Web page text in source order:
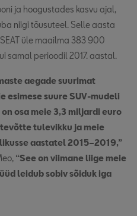
ja hoogustades kasvu ajal,
niigi tõusuteel. Selle aasta
üle maailma 383 900
samal perioodil 2017. aastal.
aegade suurimat
esimese suure SUV-mudeli
osa meie 3,3 miljardi euro
tulevikku ja meie
aastatel 2015–2019,”
“See on viimane liige meie
leidub sobiv sõiduk iga